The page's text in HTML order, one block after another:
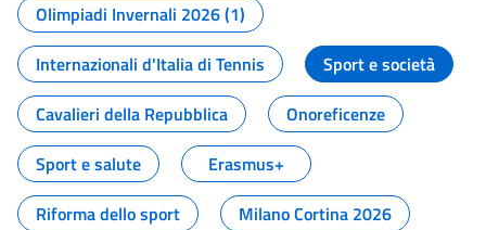
Olimpiadi Invernali 2026 (1)
Internazionali d'Italia di Tennis
Sport e società
Cavalieri della Repubblica
Onoreficenze
Sport e salute
Erasmus+
Riforma dello sport
Milano Cortina 2026